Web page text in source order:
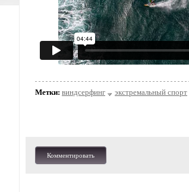
Метки: виндсерфинг экстремальный спорт
Комментировать